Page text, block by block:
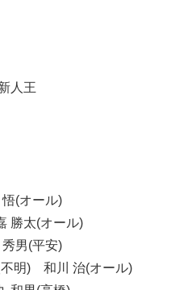
人王
(オール)
勝太(オール)
男(平安)
明) 和川 治(オール)